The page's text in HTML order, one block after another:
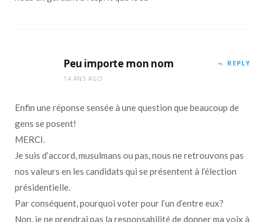
Peu importe mon nom
14 ANS AGO
REPLY
Enfin une réponse sensée à une question que beaucoup de
gens se posent!
MERCI.
Je suis d’accord, musulmans ou pas, nous ne retrouvons pas
nos valeurs en les candidats qui se présentent à l’élection
présidentielle.
Par conséquent, pourquoi voter pour l’un d’entre eux?
Non, je ne prendrai pas la responsabilité de donner ma voix à